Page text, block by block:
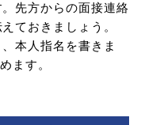
先方からの面接連絡
ておきましょう。
本人指名を書きま
ます。